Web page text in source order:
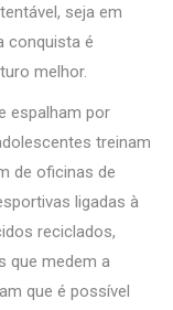
seja em
conquista é
melhor.
espalham por
treinam
de oficinas de
ligadas à
reciclados,
que medem a
que é possível